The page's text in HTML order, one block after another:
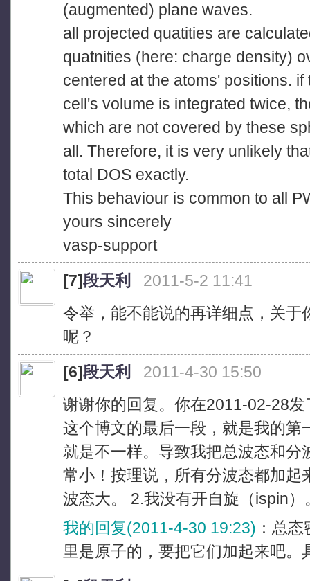
(augmented) plane waves.
all projected quatities are
quatnities (here: charge density)
centered at the atoms' positions.
cell's volume is integrated twice,
which are not covered by these
all. Therefore, it is very unlikely
total DOS exactly.
This behaviour is common to all
yours sincerely
vasp-support
[7]段天利
2011-5-2 11:41
令举，能不能说的再详细点，关于
呢？
[6]段天利
2011-4-30 15:50
谢谢你的回复。你在2011-02-28
这个博文的最后一段，就是我的
就是不一样。导致我把总波态和
常小！按理说，所有分波态都加
波态大。 2.我没有开自旋（ispin）
我的回复(2011-4-30 19:23) ：总
里是原子的，要把它们加起来吧。